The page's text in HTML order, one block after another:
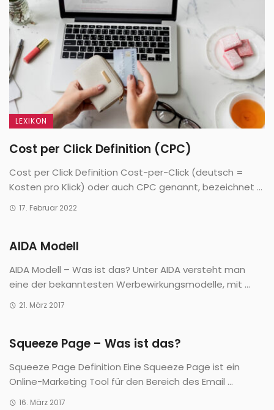
LEXIKON
Cost per Click Definition (CPC)
Cost per Click Definition Cost-per-Click (deutsch =
Kosten pro Klick) oder auch CPC genannt, bezeichnet ...
17. Februar 2022
AIDA Modell
AIDA Modell – Was ist das? Unter AIDA versteht man
eine der bekanntesten Werbewirkungsmodelle, mit ...
21. März 2017
Squeeze Page – Was ist das?
Squeeze Page Definition Eine Squeeze Page ist ein
Online-Marketing Tool für den Bereich des Email ...
16. März 2017